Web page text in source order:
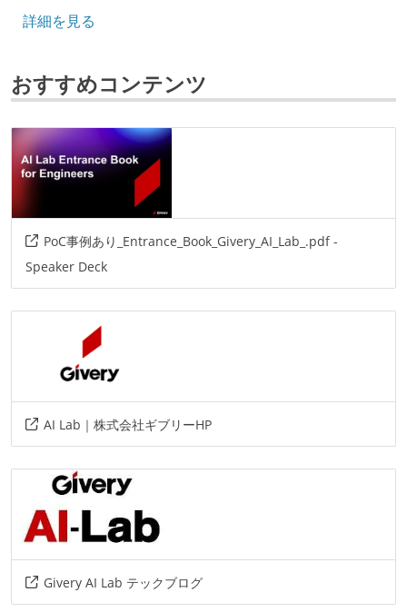
フレームワーク
データベース
postgresql
mysql
プロジェクト管理
AIツール
github-copilot
その他
aws
その他、現場で使われている技術
言語
scala
情報共有ツール
slack
その他
gas
google-workspace
詳細を見る
おすすめコンテンツ
PoC事例あり_Entrance_Book_Givery_AI_Lab_.pdf -
Speaker Deck
AI Lab｜株式会社ギブリーHP
Givery AI Lab テックブログ